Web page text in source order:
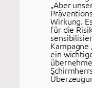
„Aber
Wirkung.
für die
Kampagne
ein